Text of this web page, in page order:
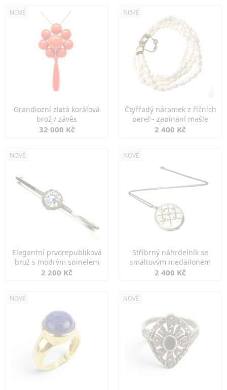
NOVÉ
Grandiozní zlatá korálová
brož / závěs
32 000 Kč
NOVÉ
Čtyřřadý náramek z říčních
perel - zapínání mašle
2 400 Kč
NOVÉ
Elegantní prvorepubliková
brož s modrým spinelem
2 200 Kč
NOVÉ
Stříbrný náhrdelník se
smaltovým medailonem
2 400 Kč
NOVÉ NOVÉ